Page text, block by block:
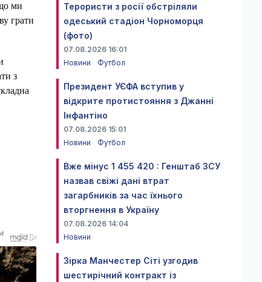
ми
грати
з
Терористи з росії обстріляли
одеський стадіон Чорноморця
(фото)
07.08.2026 16:01
Новини
Футбол
Президент УЄФА вступив у
відкрите протистояння з Джанні
Інфантіно
07.08.2026 15:01
Новини
Футбол
Вже мінус 1 455 420 : Генштаб ЗСУ
назвав свіжі дані втрат
загарбників за час їхнього
вторгнення в Україну
07.08.2026 14:04
Новини
Зірка Манчестер Сіті узгодив
шестирічний контракт із